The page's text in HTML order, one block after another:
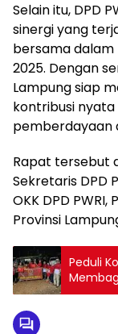
Selain itu, DPD
sinergi yang
bersama
2025. Dengan
Lampung siap
kontribusi nyata
pemberdayaan
Rapat tersebut
Sekretaris DPD
OKK DPD
Provinsi
Peduli
Warga